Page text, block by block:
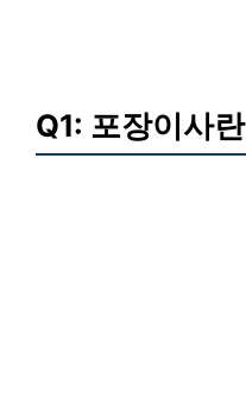
Q1: 포장이사